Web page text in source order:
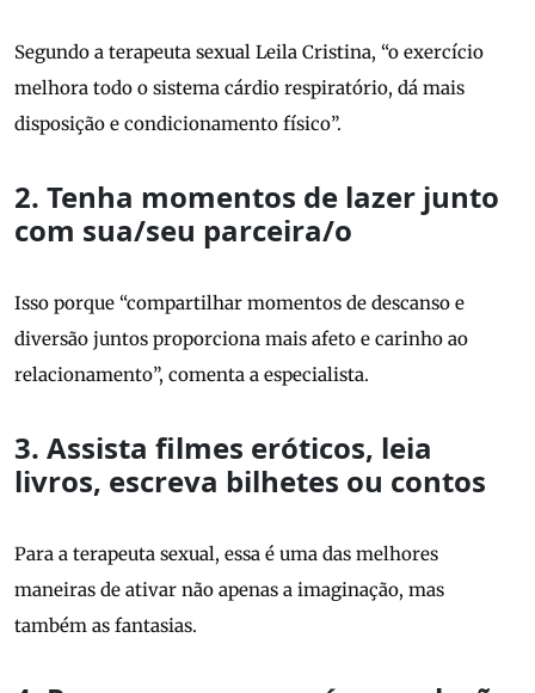
Segundo a terapeuta sexual Leila Cristina, “o exercício
melhora todo o sistema cárdio respiratório, dá mais
disposição e condicionamento físico”.
2. Tenha momentos de lazer junto
com sua/seu parceira/o
Isso porque “compartilhar momentos de descanso e
diversão juntos proporciona mais afeto e carinho ao
relacionamento”, comenta a especialista.
3. Assista filmes eróticos, leia
livros, escreva bilhetes ou contos
Para a terapeuta sexual, essa é uma das melhores
maneiras de ativar não apenas a imaginação, mas
também as fantasias.